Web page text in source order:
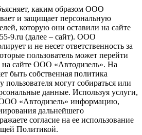
каким образом ООО
и защищает персональную
которую они оставили на сайте
9.ru (далее – сайт). ООО
и не несет ответственность за
пользователь может перейти
сайте ООО «Автодизель». На
быть собственная политика
могут собираться или
данные. Используя услуги,
ООО «Автодизель» информацию,
дальнейшего
согласие на ее использование
Политикой.